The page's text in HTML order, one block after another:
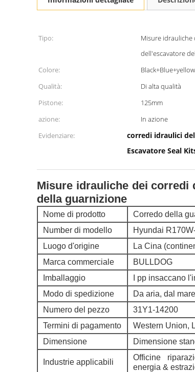
Tipo:
Misure idrauliche
dell'escavatore
Colore: Black+Blue+yellow
Qualità:
Di alta qualità
Pistone:
125mm
azione:
In azione
Evidenziare:
corredi idraulici
Escavatore Seal
Misure idrauliche dei corredi
della guarnizione
Nome di prodotto
Corredo della
Number di modello
Hyundai
Luogo d'origine
La Cina
Marca commerciale
BULLDOG
Imballaggio
I pp insaccano
Modo di spedizione
Da aria, dal
Numero del pezzo
31Y1-14200
Termini di pagamento
Western Union,
Dimensione
Dimensione
Industrie applicabili
Officine
energia &